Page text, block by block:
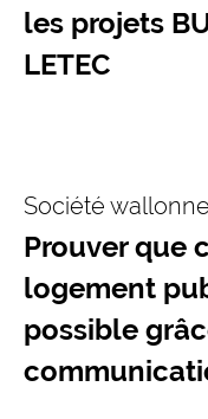
les projets
LETEC
Société
Prouver que
logement
possible